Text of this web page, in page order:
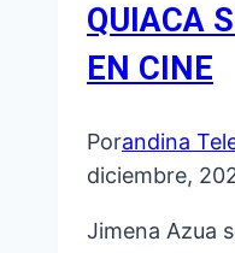
QUIACA
EN CINE
Porandina
diciembre,
Jimena Azua